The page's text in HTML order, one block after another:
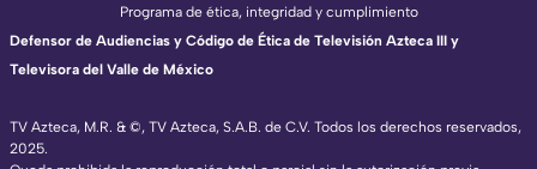
TV Azteca, M.R. & ©, TV Azteca, S.A.B. de C.V. Todos los derechos reservados,
2025.
Programa de ética, integridad y cumplimiento
Defensor de Audiencias y Código de Ética de Televisión Azteca III y
Televisora del Valle de México